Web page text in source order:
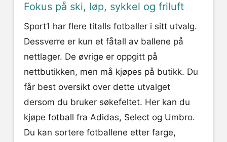
Fokus på ski, løp, sykkel og friluft
Sport1 har flere titalls fotballer i sitt utvalg.
Dessverre er kun et fåtall av ballene på
nettlager. De øvrige er oppgitt på
nettbutikken, men må kjøpes på butikk. Du
får best oversikt over dette utvalget
dersom du bruker søkefeltet. Her kan du
kjøpe fotball fra Adidas, Select og Umbro.
Du kan sortere fotballene etter farge,